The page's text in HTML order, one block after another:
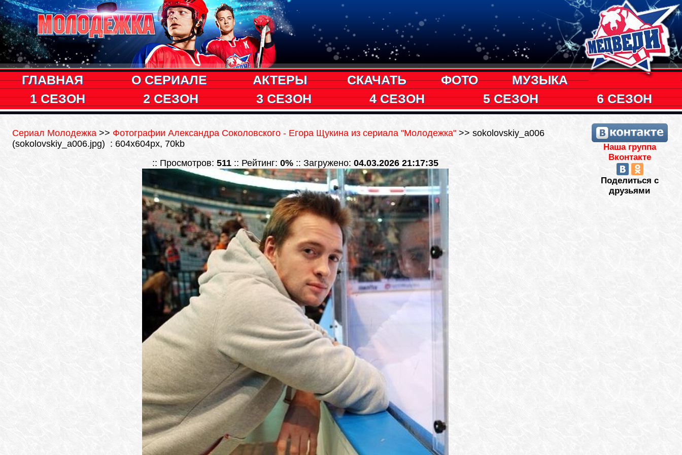
ГЛАВНАЯ О СЕРИАЛЕ АКТЕРЫ СКАЧАТЬ ФОТО
МУЗЫКА
1 СЕЗОН
2 СЕЗОН 3 СЕЗОН 4 СЕЗОН 5 СЕЗОН 6 СЕЗОН
Сериал Молодежка >> Фотографии Александра Соколовского - Егора Щукина из сериала "Молодежка">> sokolovskiy_a006
(sokolovskiy_a006.jpg) : 604x604px, 70kb
:: Просмотров: 511 :: Рейтинг: 0% :: Загружено: 04.03.2026 21:17:35
Наша группа
Вконтакте
Поделиться с
друзьями